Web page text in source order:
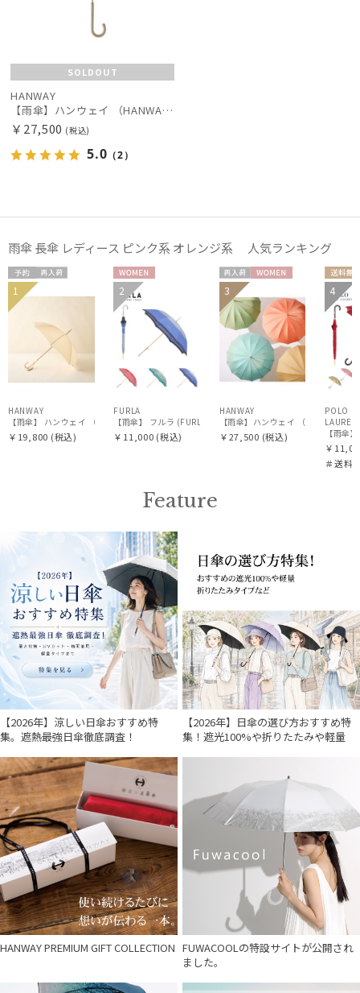
SOLDOUT
HANWAY
【雨傘】ハンウェイ （HANWAY ）真田耳（サナダミミ）長傘 日本製 カーボン骨
￥27,500 (税込)
5.0 （2）
雨傘 長傘 レディース ピンク系 オレンジ系 人気ランキング
予約 再入
WOME
N
1
HANWAY
【雨傘】 ハンウェイ （HANWAY） Couturier クチュリエ 長傘 日本製
￥19,800 (税込)
WOME
N
2
FURLA
【雨傘】 フルラ (FURLA) カラーボーダー ロゴプリント 長傘
￥11,000 (税込)
再入
荷
N
3
HANWAY
【雨傘】ハンウェイ （HANWAY
￥27,500 (税込)
送料無
料
4
POLO
LAUREN
￥
＃送料
Feature
【2026年】涼しい日傘おすすめ特
集。遮熱最強日傘徹底調査！
【2026年】日傘の選び方おすすめ特
集！遮光100%や折りたたみや軽量
HANWAY PREMIUM GIFT COLLECTION FUWACOOLの特設サイトが公開され
ました。